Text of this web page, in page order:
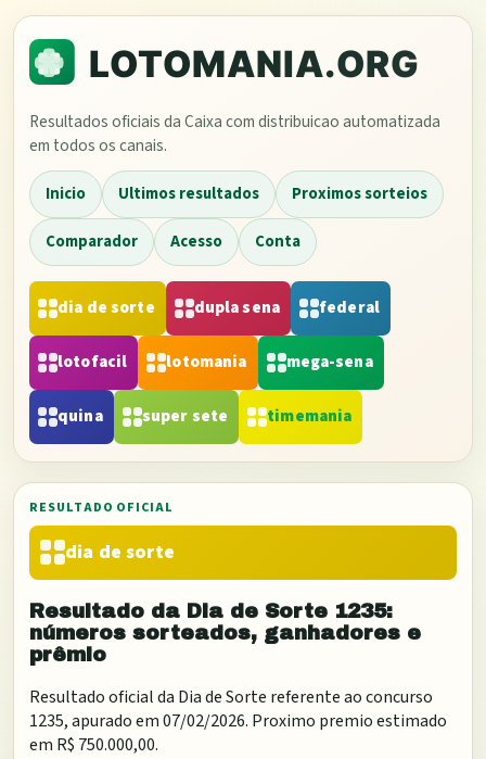
Resultados oficiais da Caixa com distribuicao automatizada
em todos os canais.
Inicio Ultimos resultados Proximos sorteios
Comparador Acesso Conta
dia de sorte dupla sena federal
lotofacil lotomania mega-sena
quina super sete timemania
RESULTADO OFICIAL
dia de sorte
Resultado da Dia de Sorte 1235:
números sorteados, ganhadores e
prêmio
Resultado oficial da Dia de Sorte referente ao concurso
1235, apurado em07/02/2026. Proximo premio estimado
em R$ 750.000,00.